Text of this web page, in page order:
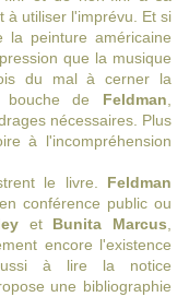
à utiliser l'imprévu. Et si
peinture américaine
que la musique
du mal à cerner la
bouche de Feldman
nécessaires. Plus
à l'incompréhension
le livre. Feldman
conférence public ou
etBunita Marcus
encore l'existence
à lire la notice
une bibliographie